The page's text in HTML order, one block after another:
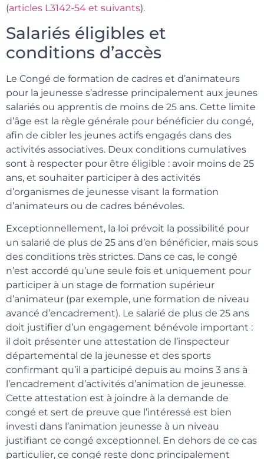
(articles L3142-54 et suivants).
Salariés éligibles et
conditions d’accès
Le Congé de formation de cadres et d’animateurs
pour la jeunesse s’adresse principalement aux jeunes
salariés ou apprentis de moins de 25 ans. Cette limite
d’âge est la règle générale pour bénéficier du congé,
afin de cibler les jeunes actifs engagés dans des
activités associatives. Deux conditions cumulatives
sont à respecter pour être éligible : avoir moins de 25
ans, et souhaiter participer à des activités
d’organismes de jeunesse visant la formation
d’animateurs ou de cadres bénévoles.
Exceptionnellement, la loi prévoit la possibilité pour
un salarié de plus de 25 ans d’en bénéficier, mais sous
des conditions très strictes. Dans ce cas, le congé
n’est accordé qu’une seule fois et uniquement pour
participer à un stage de formation supérieur
d’animateur (par exemple, une formation de niveau
avancé d’encadrement). Le salarié de plus de 25 ans
doit justifier d’un engagement bénévole important :
il doit présenter une attestation de l’inspecteur
départemental de la jeunesse et des sports
confirmant qu’il a participé depuis au moins 3 ans à
l’encadrement d’activités d’animation de jeunesse.
Cette attestation est à joindre à la demande de
congé et sert de preuve que l’intéressé est bien
investi dans l’animation jeunesse à un niveau
justifiant ce congé exceptionnel. En dehors de ce cas
particulier, ce congé reste donc principalement